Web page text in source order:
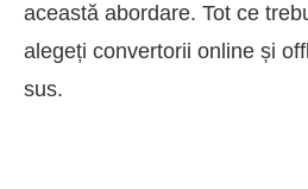
această abordare. Tot ce
alegeți convertorii online și
sus.